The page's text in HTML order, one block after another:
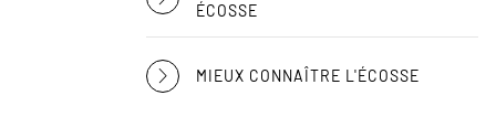
ÉCOSSE
MIEUX CONNAÎTRE L'ÉCOSSE